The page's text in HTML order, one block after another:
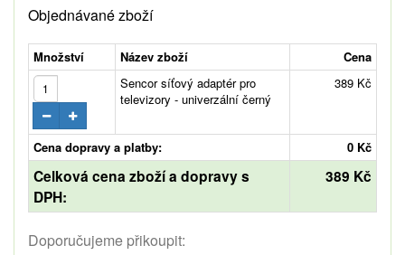
Objednávané zboží
Množství Název zboží
Cena
Sencor síťový adaptér pro
televizory - univerzální černý
389 Kč
Cena dopravy a platby: 0 Kč
Celková cena zboží a dopravy s
DPH:
389 Kč
Doporučujeme přikoupit: